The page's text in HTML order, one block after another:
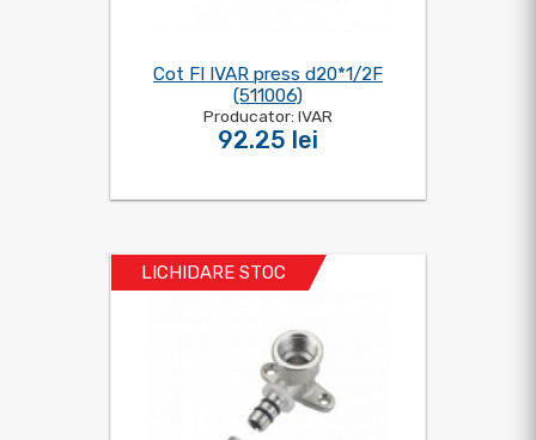
Cot FI IVAR press d20*1/2F
(511006)
Producator: IVAR
92.25 lei
LICHIDARE STOC